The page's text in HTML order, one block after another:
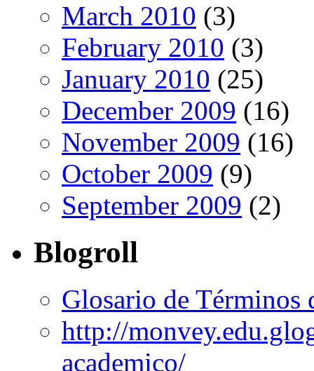
March 2010 (3)
February 2010 (3)
January 2010 (25)
December 2009 (16)
November 2009 (16)
October 2009 (9)
September 2009 (2)
Blogroll
Glosario de Términos
http://
academico/